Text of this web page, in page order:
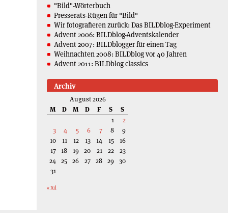
"Bild"-Wörterbuch
Presserats-Rügen für "Bild"
Wir fotografieren zurück: Das BILDblog-Experiment
Advent 2006: BILDblog-Adventskalender
Advent 2007: BILDblogger für einen Tag
Weihnachten 2008: BILDblog vor 40 Jahren
Advent 2011: BILDblog classics
Archiv
August 2026
M
D M D F S
S
1
2
3
4 5 6 7 8
9
10
11 12 13 14 15
16
17 18 19 20 21 22
23
24 25 26 27 28 29 30
31
« Jul